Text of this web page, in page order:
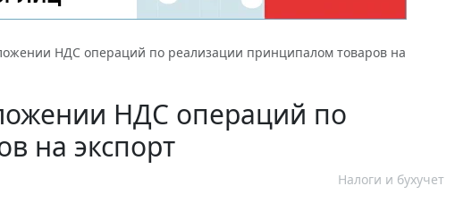
НДС операций по реализации принципалом товаров на
НДС операций по
на экспорт
Налоги и бухучет